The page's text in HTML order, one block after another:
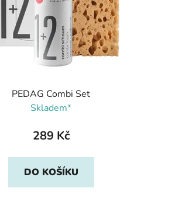
PEDAG Combi Set
Skladem*
289 Kč
DO KOŠÍKU